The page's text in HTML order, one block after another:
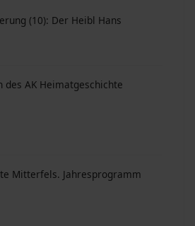
(10): Der Heibl Hans
des AK Heimatgeschichte
Mitterfels. Jahresprogramm